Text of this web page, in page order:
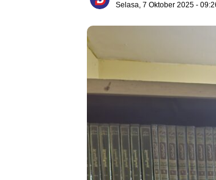
Selasa, 7 Oktober 2025 -